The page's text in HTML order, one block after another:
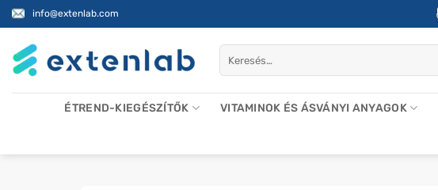
Skip
to
content
info@extenlab.com
ÉTREND-KIEGÉSZÍTŐK VITAMINOK ÉS ÁSVÁNYI ANYAGOK